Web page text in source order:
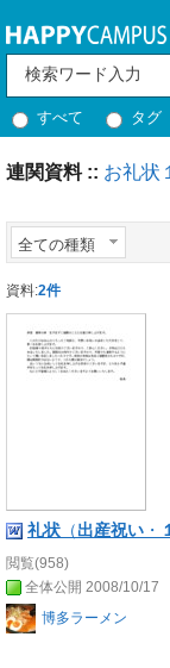
すべて タグ
連関資料 :: お礼状
全ての種類
資料:2件
礼状 （出産祝い ・
閲覧(958)
全体公開 2008/10/17
博多ラーメン